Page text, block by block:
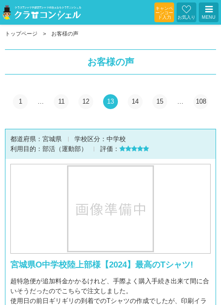
キャンペ
ーンコー
ド入力
お気入り MENU
トップページ お客様の声
お客様の声
1 … 11 12 13 14 15 … 108
都道府県： 宮城県 学校区分： 中学校
利用目的： 部活（運動部） 評価：
宮城県O中学校陸上部様【2024】最高のTシャツ!
超特急便が追加料金かかるけれど、手際よく購入手続き出来て間に合
いそうだったのでこちらで注文しました。
使用日の前日ギリギリの到着でのTシャツの作成でしたが、印刷イラ